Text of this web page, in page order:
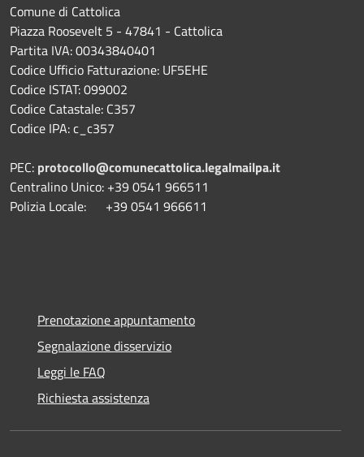
Comune di Cattolica
Piazza Roosevelt 5 - 47841 - Cattolica
Partita IVA: 00343840401
Codice Ufficio Fatturazione: UF5EHE
Codice ISTAT: 099002
Codice Catastale: C357
Codice IPA: c_c357
PEC: protocollo@comunecattolica.legalmailpa.it
Centralino Unico: +39 0541 966511
Polizia Locale: +39 0541 966611
Prenotazione appuntamento
Segnalazione disservizio
Leggi le FAQ
Richiesta assistenza